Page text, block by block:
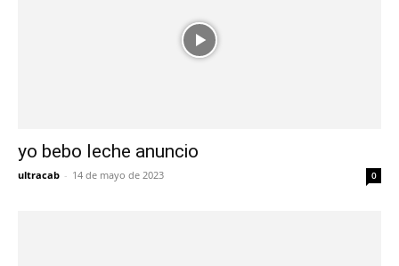
yo bebo leche anuncio
ultracab - 14 de mayo de 2023 0